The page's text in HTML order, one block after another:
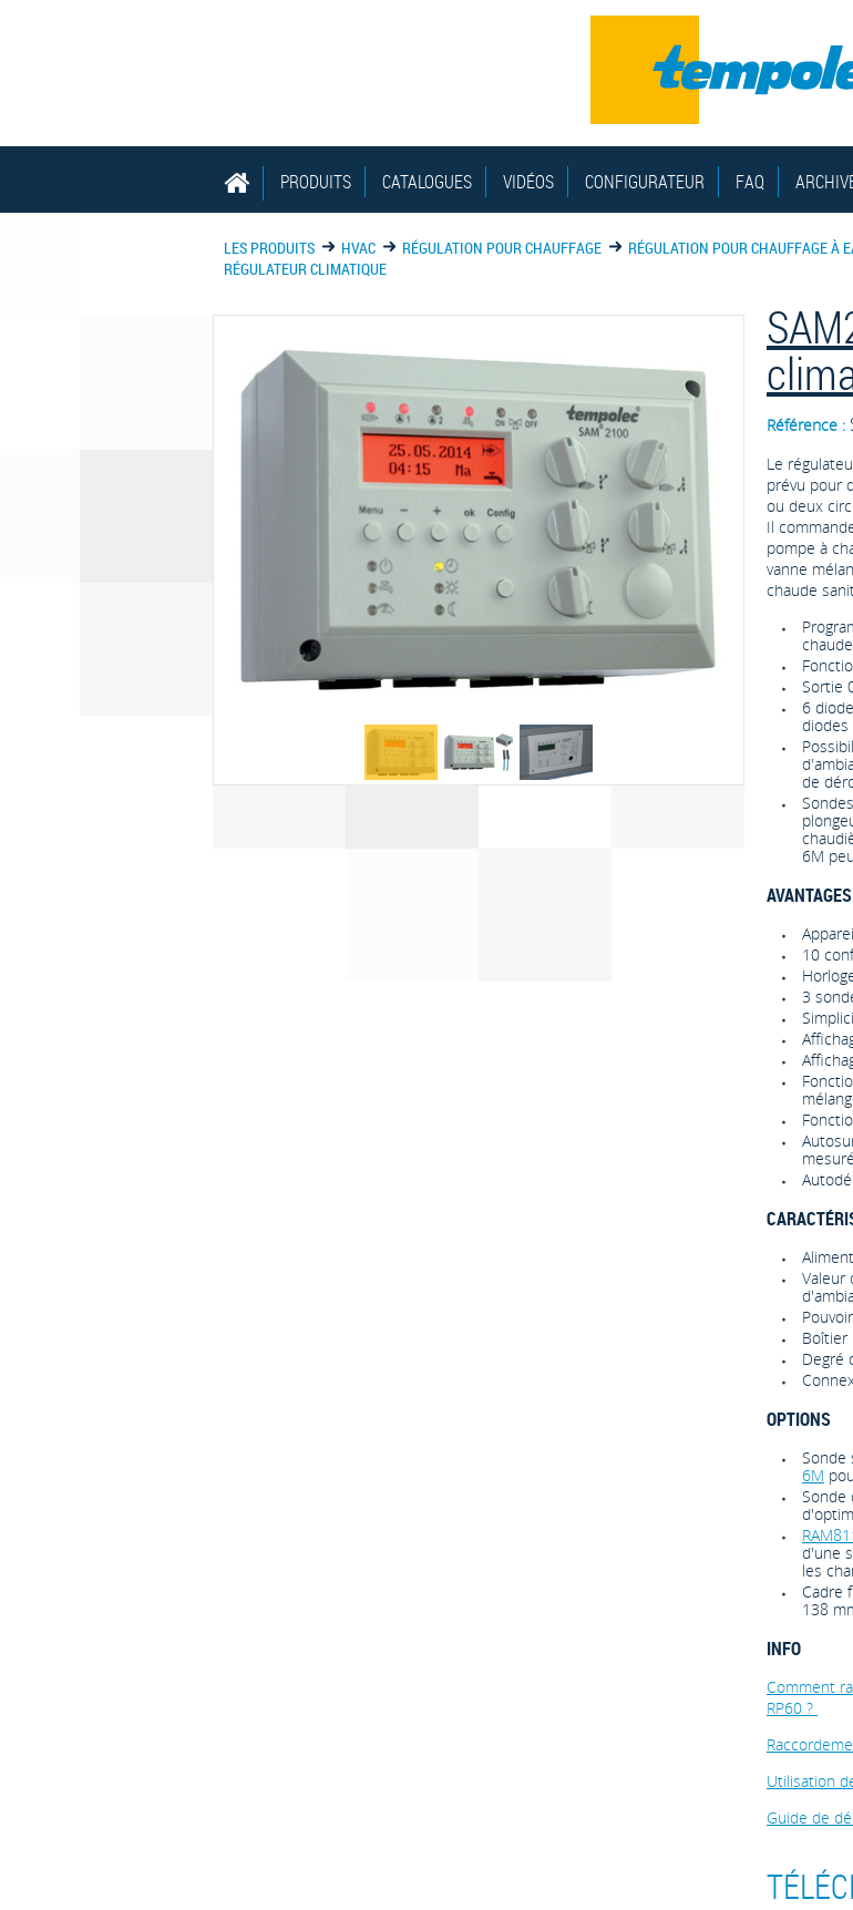
PRODUITS CATALOGUES VIDÉOS CONFIGURATEUR FAQ
LES PRODUITS HVAC RÉGULATION POUR CHAUFFAGE RÉGULATION POUR CHAUFFAGE À
RÉGULATEUR CLIMATIQUE
Référence :
Le
prévu pour
ou deux
Il
pompe à
vanne
chaude
Sortie
6
diodes
de
6M
AVANTAGES
10
3
Valeur
Boîtier
Degré
OPTIONS
Sonde
6M
Sonde
d'une
les
Cadre
138
INFO
Comment
RP60 ?
Utilisation
Guide de